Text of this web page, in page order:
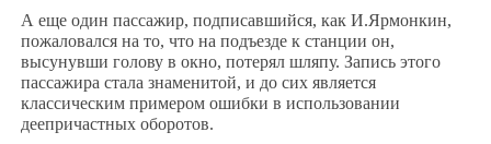
А еще один пассажир, подписавшийся, как И.Ярмонкин,
пожаловался на то, что на подъезде к станции он,
высунувши голову в окно, потерял шляпу. Запись этого
пассажира стала знаменитой, и до сих является
классическим примером ошибки в использовании
деепричастных оборотов.